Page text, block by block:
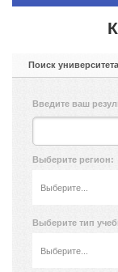
Поиск
Введите ваш
Выберите регион:
Выберите...
Выберите тип
Выберите...